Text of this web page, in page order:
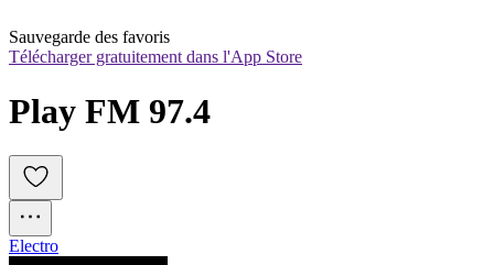
Sauvegarde des favoris
Télécharger gratuitement dans l'App Store
Play FM 97.4
Electro